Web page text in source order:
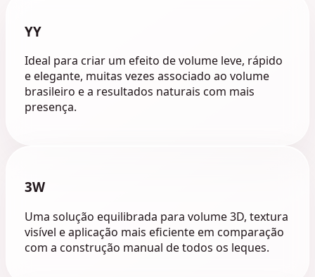
YY
Ideal para criar um efeito de volume leve, rápido
e elegante, muitas vezes associado ao volume
brasileiro e a resultados naturais com mais
presença.
3W
Uma solução equilibrada para volume 3D, textura
visível e aplicação mais eficiente em comparação
com a construção manual de todos os leques.